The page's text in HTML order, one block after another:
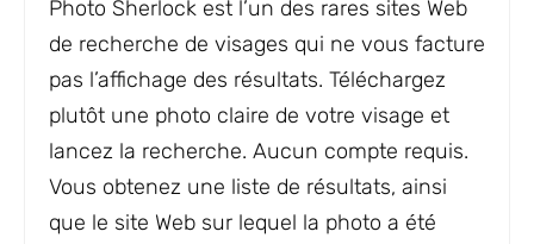
Photo Sherlock est l’un des rares sites Web
de recherche de visages qui ne vous facture
pas l’affichage des résultats. Téléchargez
plutôt une photo claire de votre visage et
lancez la recherche. Aucun compte requis.
Vous obtenez une liste de résultats, ainsi
que le site Web sur lequel la photo a été